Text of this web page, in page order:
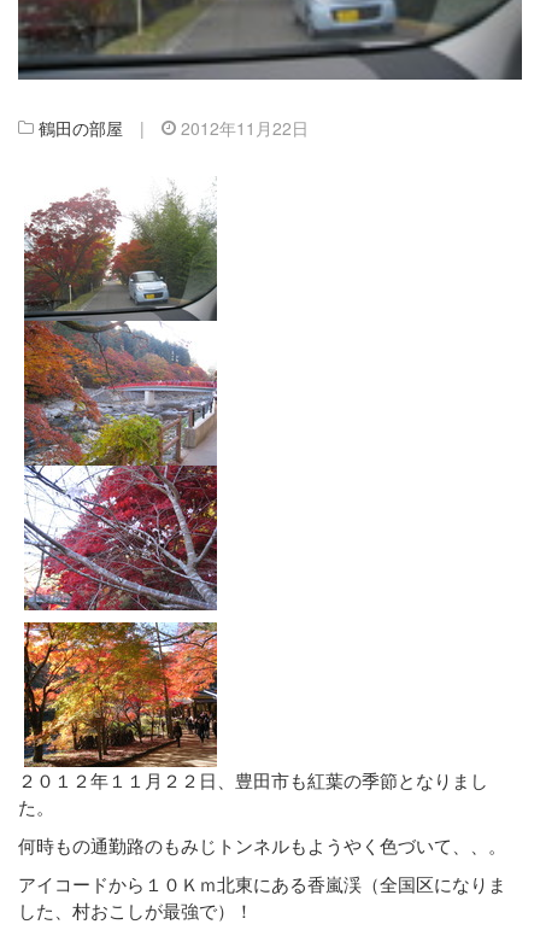
鶴田の部屋 | 2012年11月22日
２０１２年１１月２２日、豊田市も紅葉の季節となりまし
た。
何時もの通勤路のもみじトンネルもようやく色づいて、、。
アイコードから１０Ｋｍ北東にある香嵐渓（全国区になりま
した、村おこしが最強で）！